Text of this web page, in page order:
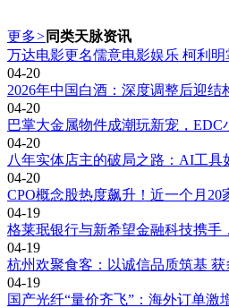
更多> 同类天脉资讯
万达电影更名儒意电影娱乐 柯利
04-20
2026年中国白酒：深度调整后迎
04-20
巴掌大金属物件成潮玩新宠，
04-20
八年实体店主的破局之路：AI工
04-20
CPO概念股热度飙升！近一个月
04-19
格莱珉银行与新希望金融科技携手
04-19
杭州欢聚食客：以诚信品质筑基
04-19
国产光纤“量价齐飞”：海外订单